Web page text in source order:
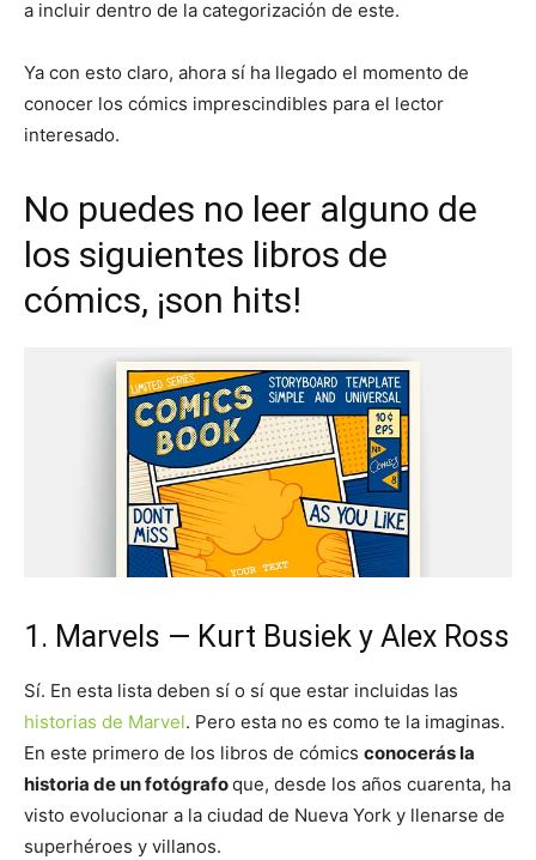
a incluir dentro de la categorización de este.
Ya con esto claro, ahora sí ha llegado el momento de
conocer los cómics imprescindibles para el lector
interesado.
No puedes no leer alguno de
los siguientes libros de
cómics, ¡son hits!
1. Marvels — Kurt Busiek y Alex Ross
Sí. En esta lista deben sí o sí que estar incluidas las
historias de Marvel. Pero esta no es como te la imaginas.
En este primero de los libros de cómics conocerás la
historia de un fotógrafoque, desde los años cuarenta, ha
visto evolucionar a la ciudad de Nueva York y llenarse de
superhéroes y villanos.